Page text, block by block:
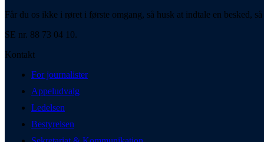
Får du os ikke i røret i første omgang, så husk at indtale en besked,
SE nr. 88 73 04 10.
Kontakt
For journalister
Appeludvalg
Ledelsen
Bestyrelsen